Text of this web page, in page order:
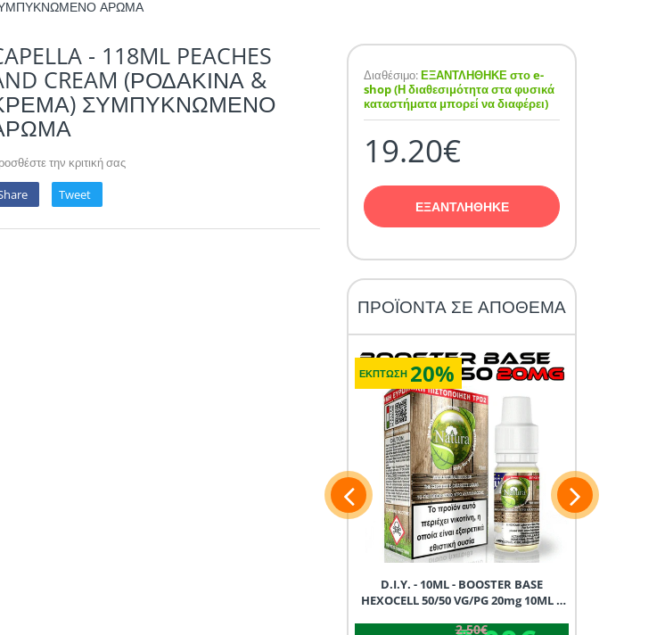
ΣΥΜΠΥΚΝΩΜΕΝΟ ΑΡΩΜΑ
- 118ML PEACHES
CREAM (ΡΟΔΑΚΙΝΑ &
ΣΥΜΠΥΚΝΩΜΕΝΟ
την κριτική σας
Tweet
Διαθέσιμο:ΕΞΑΝΤΛΗΘΗΚΕ στο e-
shop (Η διαθεσιμότητα στα φυσικά
καταστήματα μπορεί να διαφέρει)
19.20€
ΕΞΑΝΤΛΗΘΗΚΕ
ΠΡΟΪΟΝΤΑ ΣΕ ΑΠΟΘΕΜΑ
ΕΚΠΤΩΣΗ 20%
D.I.Y. - 10ML - BOOSTER BASE
HEXOCELL 50/50 VG/PG 20mg 10ML *
2.50€